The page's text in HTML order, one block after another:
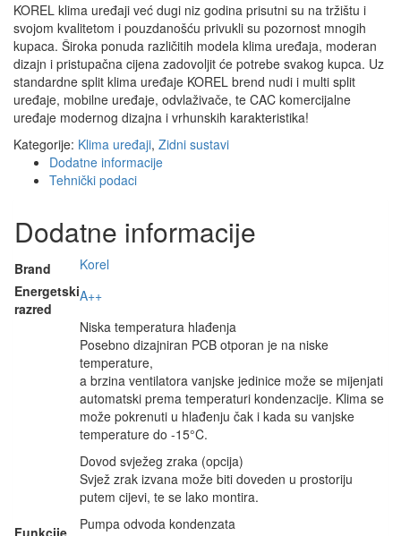
KOREL klima uređaji već dugi niz godina prisutni su na tržištu i
svojom kvalitetom i pouzdanošću privukli su pozornost mnogih
kupaca. Široka ponuda različitih modela klima uređaja, moderan
dizajn i pristupačna cijena zadovoljit će potrebe svakog kupca. Uz
standardne split klima uređaje KOREL brend nudi i multi split
uređaje, mobilne uređaje, odvlaživače, te CAC komercijalne
uređaje modernog dizajna i vrhunskih karakteristika!
Kategorije: Klima uređaji, Zidni sustavi
Dodatne informacije
Tehnički podaci
Dodatne informacije
Brand
Korel
Energetski
razred
A++
Funkcije
Niska temperatura hlađenja
Posebno dizajniran PCB otporan je na niske
temperature,
a brzina ventilatora vanjske jedinice može se mijenjati
automatski prema temperaturi kondenzacije. Klima se
može pokrenuti u hlađenju čak i kada su vanjske
temperature do -15°C.
Dovod svježeg zraka (opcija)
Svjež zrak izvana može biti doveden u prostoriju
putem cijevi, te se lako montira.
Pumpa odvoda kondenzata